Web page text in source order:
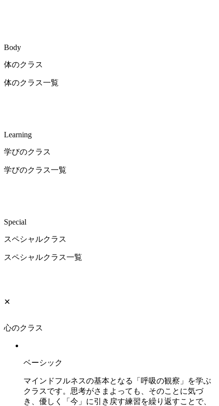
Body
体のクラス
体のクラス一覧
Learning
学びのクラス
学びのクラス一覧
Special
スペシャルクラス
スペシャルクラス一覧
✕
心のクラス
ベーシック
マインドフルネスの基本となる「呼吸の観察」を学ぶ
クラスです。思考がさまよっても、そのことに気づ
き、優しく「今」に引き戻す練習を繰り返すことで、